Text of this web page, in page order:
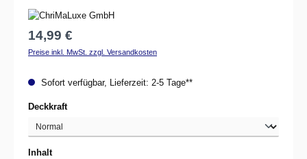
Regulärer Preis:
14,99 €
Preise inkl. MwSt. zzgl. Versandkosten
Sofort verfügbar, Lieferzeit: 2-5 Tage**
Deckkraftauswählen
Inhaltauswählen